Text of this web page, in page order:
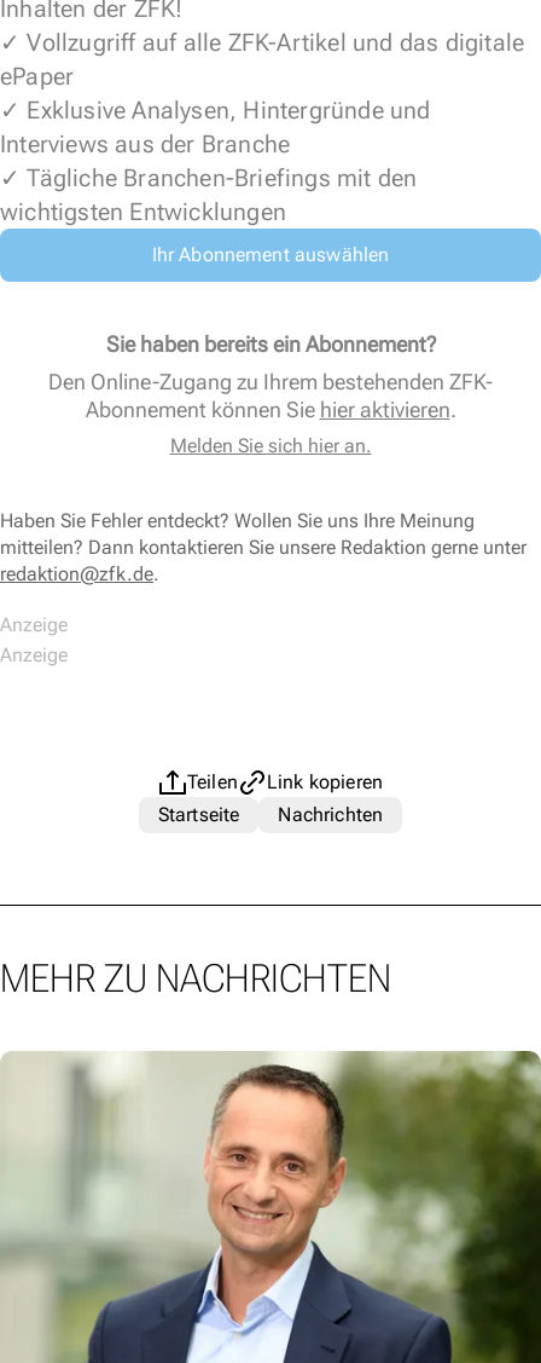
Inhalten der ZFK!
✓ Vollzugriff auf alle ZFK-Artikel und das digitale
ePaper
✓ Exklusive Analysen, Hintergründe und
Interviews aus der Branche
✓ Tägliche Branchen-Briefings mit den
wichtigsten Entwicklungen
Ihr Abonnement auswählen
Sie haben bereits ein Abonnement?
Den Online-Zugang zu Ihrem bestehenden ZFK-
Abonnement können Sie hier aktivieren.
Melden Sie sich hier an.
Haben Sie Fehler entdeckt? Wollen Sie uns Ihre Meinung
mitteilen? Dann kontaktieren Sie unsere Redaktion gerne unter
redaktion@zfk.de.
Teilen
Link kopieren
Startseite
Nachrichten
MEHR ZU NACHRICHTEN